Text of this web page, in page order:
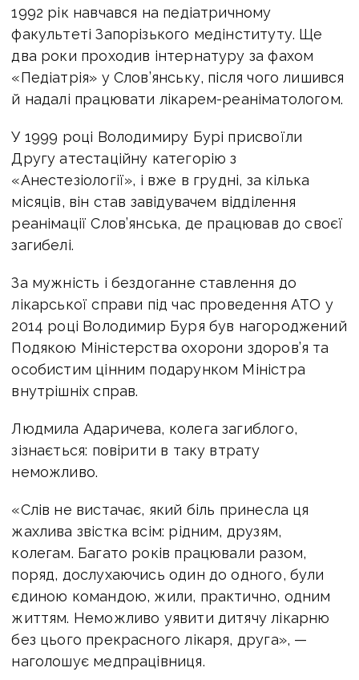
1992 рік навчався на педіатричному
факультеті Запорізького медінституту. Ще
два роки проходив інтернатуру за фахом
«Педіатрія» у Слов’янську, після чого лишився
й надалі працювати лікарем-реаніматологом.
У 1999 році Володимиру Бурі присвоїли
Другу атестаційну категорію з
«Анестезіології», і вже в грудні, за кілька
місяців, він став завідувачем відділення
реанімації Слов’янська, де працював до своєї
загибелі.
За мужність і бездоганне ставлення до
лікарської справи під час проведення АТО у
2014 році Володимир Буря був нагороджений
Подякою Міністерства охорони здоров’я та
особистим цінним подарунком Міністра
внутрішніх справ.
Людмила Адаричева, колега загиблого,
зізнається: повірити в таку втрату
неможливо.
«Слів не вистачає, який біль принесла ця
жахлива звістка всім: рідним, друзям,
колегам. Багато років працювали разом,
поряд, дослухаючись один до одного, були
єдиною командою, жили, практично, одним
життям. Неможливо уявити дитячу лікарню
без цього прекрасного лікаря, друга», —
наголошує медпрацівниця.